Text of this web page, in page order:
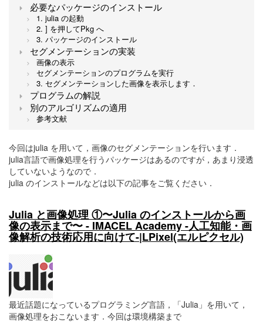
必要なパッケージのインストール
1. julia の起動
2. ] を押してPkg へ
3. パッケージのインストール
セグメンテーションの実装
画像の表示
セグメンテーションのプログラムを実行
3. セグメンテーションした画像を表示します．
プログラムの解説
別のアルゴリズムの適用
参考文献
今回はjulia を用いて，画像のセグメンテーションを行います．
julia言語で画像処理を行うパッケージはあるのですが，あまり浸透
していないようなので．
julia のインストールなどは以下の記事をご覧ください．
Julia と画像処理 ①〜Julia のインストールから画
像の表示まで〜 - IMACEL Academy -人工知能・画
像解析の技術応用に向けて-|LPixel(エルピクセル)
最近話題になっているプログラミング言語，「Julia」を用いて，
画像処理をおこないます．今回は環境構築まで